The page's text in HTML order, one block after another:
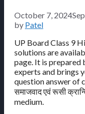
October 7, 2024
by Patel
UP Board Class 9
solutions are
page. It is prepared
experts and brings
question answer of
समाजवाद एवं रूसी
medium.